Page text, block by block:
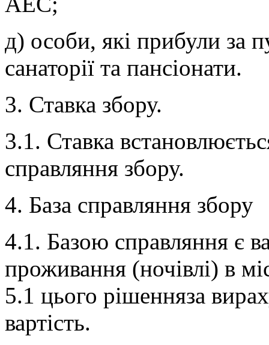
д) особи, які прибули за
санаторії та пансіонати.
3. Ставка збору.
3.1. Ставка
справляння збору.
4. База справляння збору
4.1. Базою справляння є
проживання (ночівлі) в
5.1 цього рішенняза
вартість.